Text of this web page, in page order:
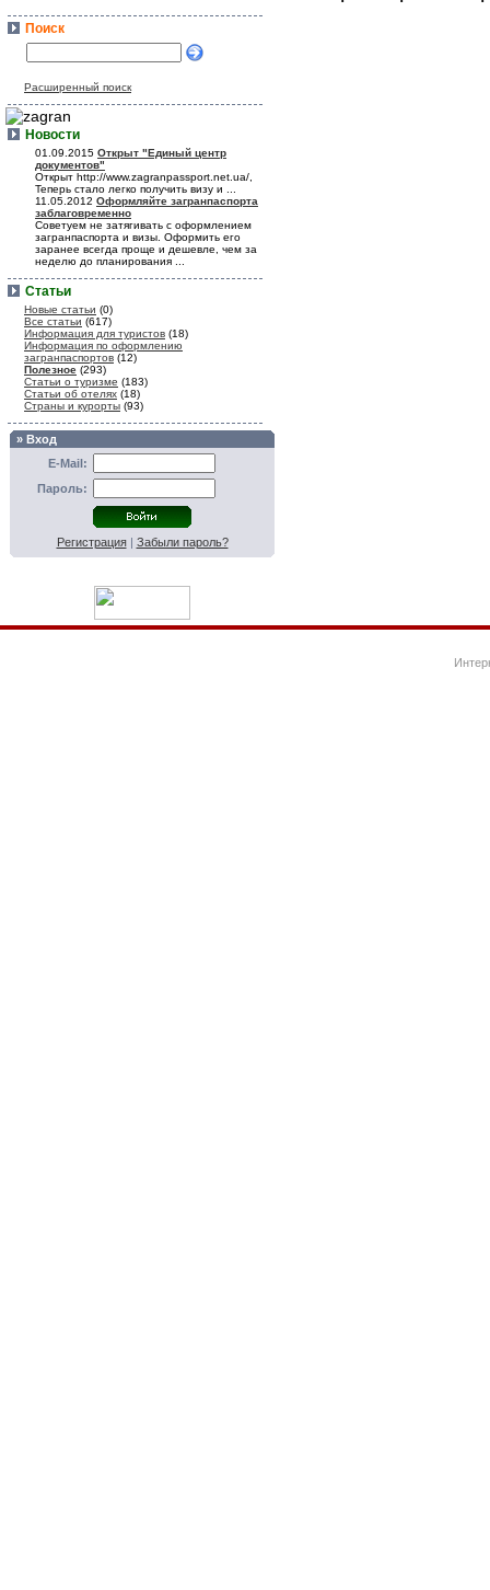
Поиск
Расширенный поиск
Новости
01.09.2015 Открыт "Единый центр
документов"
Открыт http://www.zagranpassport.net.ua/,
Теперь стало легко получить визу и ...
11.05.2012 Оформляйте загранпаспорта
заблаговременно
Советуем не затягивать с оформлением
загранпаспорта и визы. Оформить его
заранее всегда проще и дешевле, чем за
неделю до планирования ...
Статьи
Новые статьи (0)
Все статьи (617)
Информация для туристов (18)
Информация по оформлению
загранпаспортов (12)
Полезное (293)
Статьи о туризме (183)
Статьи об отелях (18)
Страны и курорты (93)
» Вход
E-Mail:
Пароль:
Регистрация| Забыли пароль?